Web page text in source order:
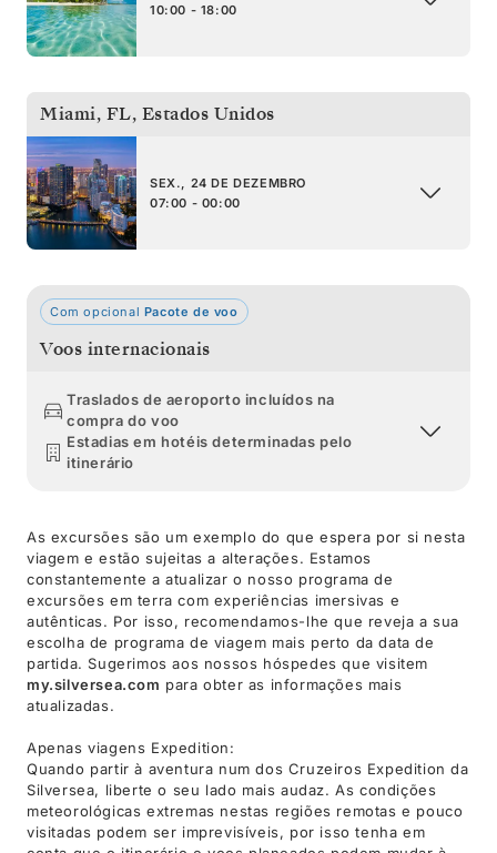
10:00 - 18:00
Miami, FL, Estados Unidos
SEX., 24 DE DEZEMBRO
07:00 - 00:00
Com opcional Pacote de voo
Voos internacionais
Traslados de aeroporto incluídos na
compra do voo
Estadias em hotéis determinadas pelo
itinerário
As excursões são um exemplo do que espera por si nesta
viagem e estão sujeitas a alterações. Estamos
constantemente a atualizar o nosso programa de
excursões em terra com experiências imersivas e
autênticas. Por isso, recomendamos-lhe que reveja a sua
escolha de programa de viagem mais perto da data de
partida. Sugerimos aos nossos hóspedes que visitem
my.silversea.com para obter as informações mais
atualizadas.
Apenas viagens Expedition:
Quando partir à aventura num dos Cruzeiros Expedition da
Silversea, liberte o seu lado mais audaz. As condições
meteorológicas extremas nestas regiões remotas e pouco
visitadas podem ser imprevisíveis, por isso tenha em